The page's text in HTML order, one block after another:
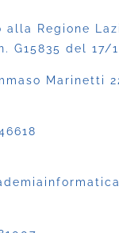
alla Regione
G15835 del 17/
Marinetti